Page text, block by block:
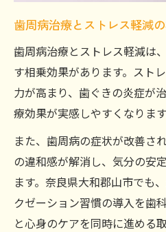
歯周病治療とストレス軽減
歯周病治療とストレス軽減は
す相乗効果があります。スト
力が高まり、歯ぐきの炎症が
療効果が実感しやすくなります
また、歯周病の症状が改善さ
の違和感が解消し、気分の安
ます。奈良県大和郡山市でも
クゼーション習慣の導入を歯
と心身のケアを同時に進める